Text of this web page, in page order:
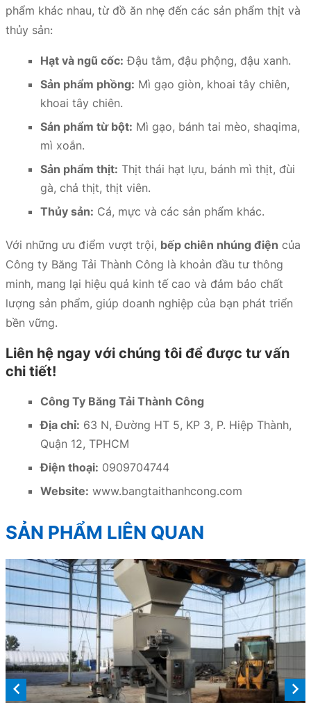
phẩm khác nhau, từ đồ ăn nhẹ đến các sản phẩm thịt và
thủy sản:
Hạt và ngũ cốc: Đậu tằm, đậu phộng, đậu xanh.
Sản phẩm phồng: Mì gạo giòn, khoai tây chiên,
khoai tây chiên.
Sản phẩm từ bột: Mì gạo, bánh tai mèo, shaqima,
mì xoắn.
Sản phẩm thịt: Thịt thái hạt lựu, bánh mì thịt, đùi
gà, chả thịt, thịt viên.
Thủy sản: Cá, mực và các sản phẩm khác.
Với những ưu điểm vượt trội, bếp chiên nhúng điện của
Công ty Băng Tải Thành Công là khoản đầu tư thông
minh, mang lại hiệu quả kinh tế cao và đảm bảo chất
lượng sản phẩm, giúp doanh nghiệp của bạn phát triển
bền vững.
Liên hệ ngay với chúng tôi để được tư vấn
chi tiết!
Công Ty Băng Tải Thành Công
Địa chỉ: 63 N, Đường HT 5, KP 3, P. Hiệp Thành,
Quận 12, TPHCM
Điện thoại: 0909704744
Website: www.bangtaithanhcong.com
SẢN PHẨM LIÊN QUAN